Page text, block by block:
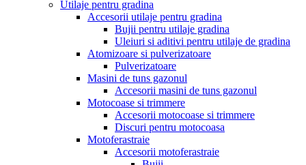
Utilaje pentru gradina
Accesorii utilaje pentru gradina
Bujii pentru utilaje gradina
Uleiuri si aditivi pentru utilaje de gradina
Atomizoare si pulverizatoare
Pulverizatoare
Masini de tuns gazonul
Accesorii masini de tuns gazonul
Motocoase si trimmere
Accesorii motocoase si trimmere
Discuri pentru motocoasa
Motoferastraie
Accesorii motoferastraie